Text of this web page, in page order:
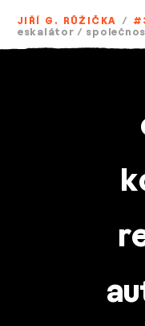
JIŘÍ G. RŮŽIČKA /
eskalátor /